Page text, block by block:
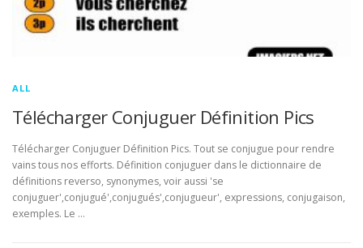
ALL
Télécharger Conjuguer Définition Pics
Télécharger Conjuguer Définition Pics. Tout se conjugue pour rendre
vains tous nos efforts. Définition conjuguer dans le dictionnaire de
définitions reverso, synonymes, voir aussi 'se
conjuguer',conjugué',conjugués',conjugueur', expressions, conjugaison,
exemples. Le …